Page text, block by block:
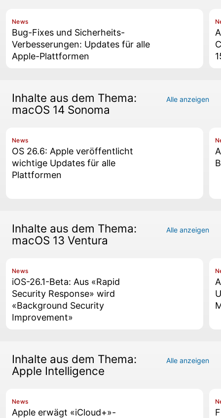
News
Bug-Fixes und Sicherheits-
Verbesserungen: Updates für alle
Apple-Plattformen
Inhalte aus dem Thema:
macOS 14 Sonoma
Alle anzeigen
News
OS 26.6: Apple veröffentlicht
wichtige Updates für alle
Plattformen
Inhalte aus dem Thema:
macOS 13 Ventura
Alle anzeigen
News
iOS-26.1-Beta: Aus «Rapid
Security Response» wird
«Background Security
Improvement»
Inhalte aus dem Thema:
Apple Intelligence
Alle anzeigen
News
Apple erwägt «iCloud+»-